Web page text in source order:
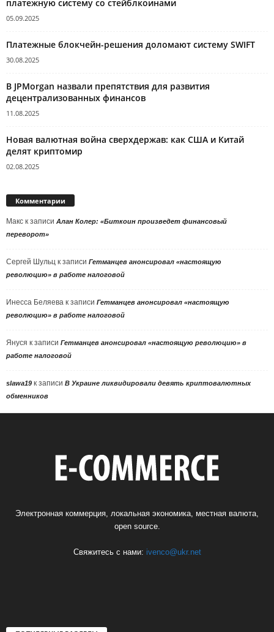
платежную систему со стейблкоинами
05.09.2025
Платежные блокчейн-решения доломают систему SWIFT
30.08.2025
В JPMorgan назвали препятствия для развития
децентрализованных финансов
11.08.2025
Новая валютная война сверхдержав: как США и Китай
делят криптомир
02.08.2025
Комментарии
Макс к записи Алан Колер: «Биткоин произведет финансовый
переворот»
Сергей Шульц к записи Гетманцев анонсировал «настоящую
революцию» в работе налоговой
Инесса Беляева к записи Гетманцев анонсировал «настоящую
революцию» в работе налоговой
Януся к записи Гетманцев анонсировал «настоящую революцию» в
работе налоговой
slawa19 к записи В Украине ликвидировали девять криптовалютных
обменников
Электронная коммерция, локальная экономика, местная валюта,
open source.
Свяжитесь с нами: ivenco@ukr.net